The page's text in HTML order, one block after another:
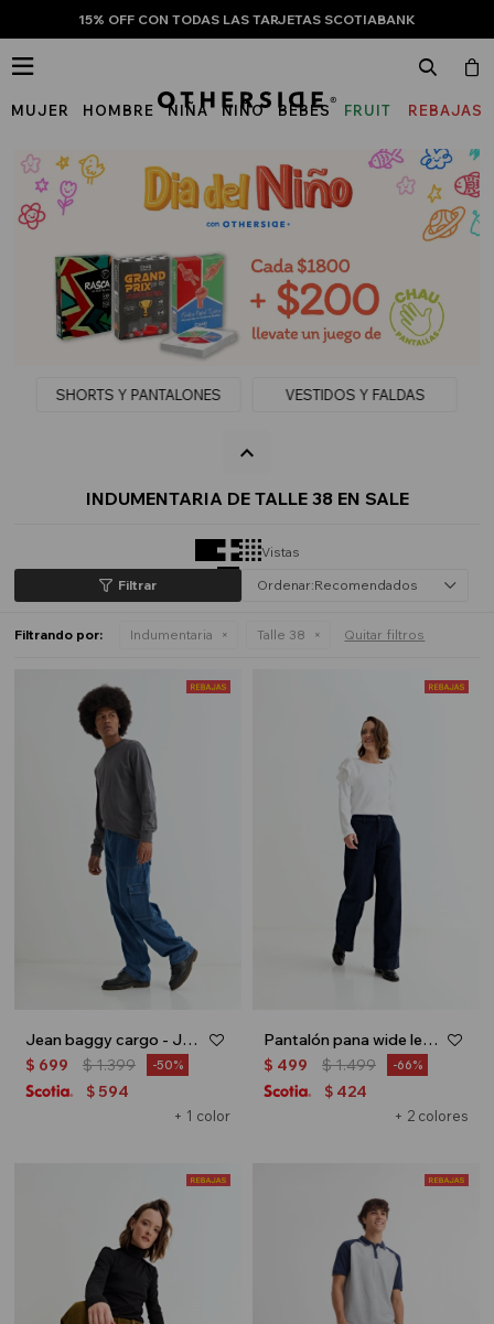
15% OFF CON TODAS LAS TARJETAS SCOTIABANK
MUJER HOMBRE NIÑA NIÑO BEBÉS
FRUIT
THE
LOOM
REBAJAS

SHORTS Y PANTALONES VESTIDOS Y FALDAS
INDUMENTARIA DE TALLE 38 EN SALE
Vistas
Recomendados
Filtrando por: Indumentaria Talle 38 Quitar filtros
Jean baggy cargo - Jean oscuro
+ 1 color
$ 699 $1.399 50
$ 594
Pantalón pana wide leg - Azul marino
+ 2 colores
$ 499 $1.499 66
$ 424